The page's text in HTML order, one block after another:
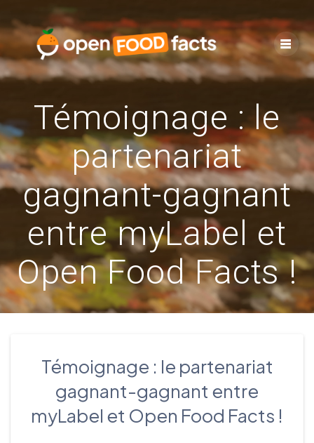
to
content
Témoignage : le
partenariat
gagnant-gagnant
entre myLabel et
Open Food Facts !
Témoignage : le partenariat
gagnant-gagnant entre
myLabel et Open Food Facts !